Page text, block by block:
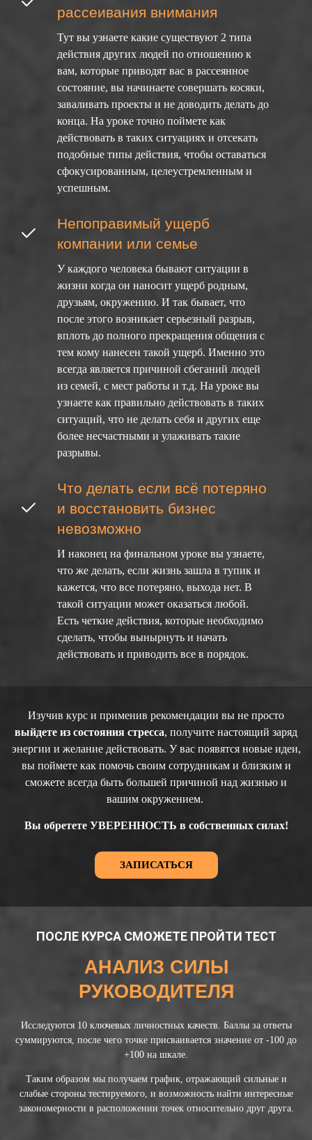
рассеивания внимания
Тут вы узнаете какие существуют 2 типа
действия других людей по отношению к
вам, которые приводят вас в рассеянное
состояние, вы начинаете совершать косяки,
заваливать проекты и не доводить делать до
конца. На уроке точно поймете как
действовать в таких ситуациях и отсекать
подобные типы действия, чтобы оставаться
сфокусированным, целеустремленным и
успешным.
Непоправимый ущерб
компании или семье
У каждого человека бывают ситуации в
жизни когда он наносит ущерб родным,
друзьям, окружению. И так бывает, что
после этого возникает серьезный разрыв,
вплоть до полного прекращения общения с
тем кому нанесен такой ущерб. Именно это
всегда является причиной сбеганий людей
из семей, с мест работы и т.д. На уроке вы
узнаете как правильно действовать в таких
ситуаций, что не делать себя и других еще
более несчастными и улаживать такие
разрывы.
Что делать если всё потеряно
и восстановить бизнес
невозможно
И наконец на финальном уроке вы узнаете,
что же делать, если жизнь зашла в тупик и
кажется, что все потеряно, выхода нет. В
такой ситуации может оказаться любой.
Есть четкие действия, которые необходимо
сделать, чтобы вынырнуть и начать
действовать и приводить все в порядок.
Изучив курс и применив рекомендации вы не просто
выйдете из состояния стресса, получите настоящий заряд
энергии и желание действовать. У вас появятся новые идеи,
вы поймете как помочь своим сотрудникам и близким и
сможете всегда быть большей причиной над жизнью и
вашим окружением.
Вы обретете УВЕРЕННОСТЬ в собственных силах!
ЗАПИСАТЬСЯ
ПОСЛЕ КУРСА СМОЖЕТЕ ПРОЙТИ ТЕСТ
АНАЛИЗ СИЛЫ
РУКОВОДИТЕЛЯ
Исследуются 10 ключевых личностных качеств. Баллы за ответы
суммируются, после чего точке присваивается значение от -100 до
+100 на шкале.
Таким образом мы получаем график, отражающий сильные и
слабые стороны тестируемого, и возможность найти интересные
закономерности в расположении точек относительно друг друга.